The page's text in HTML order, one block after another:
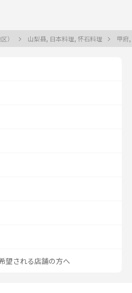
） 山梨县, 日本料理, 怀石料理 甲府
望される店舗の方へ